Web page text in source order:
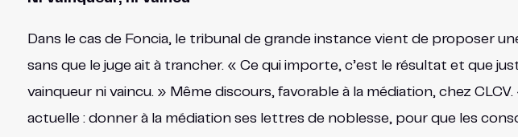
Dans le cas de Foncia, le tribunal de grande instance vient de proposer
sans que le juge ait à trancher. « Ce qui importe, c’est le résultat et que
vainqueur ni vaincu. » Même discours, favorable à la médiation, chez
actuelle : donner à la médiation ses lettres de noblesse, pour que les